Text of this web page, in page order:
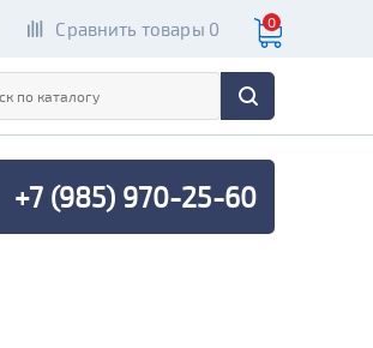
Сравнить товары 0 0
+7 (985) 970-25-60